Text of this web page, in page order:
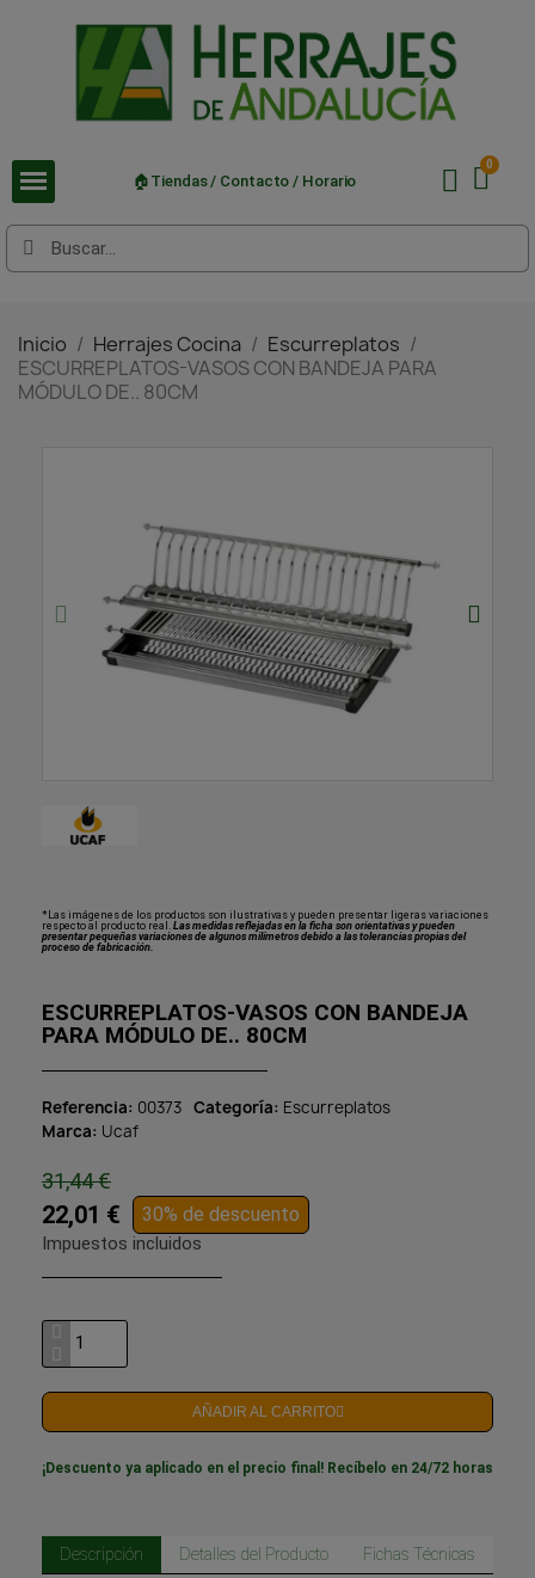
🏠Tiendas / Contacto / Horario
Inicio Herrajes Cocina
Escurreplatos
ESCURREPLATOS-VASOS CON BANDEJA PARA
MÓDULO DE.. 80CM
*Las imágenes de los productos son ilustrativas y pueden presentar ligeras variaciones
respecto al producto real. Las medidas reflejadas en la ficha son orientativas y pueden
presentar pequeñas variaciones de algunos milímetros debido a las tolerancias propias del
proceso de fabricación.
ESCURREPLATOS-VASOS CON BANDEJA
PARA MÓDULO DE.. 80CM
Referencia 00373 Categoría Escurreplatos
Marca Ucaf
31,44 €
22,01 € 30% de descuento
Impuestos incluidos
AÑADIR AL CARRITO
¡Descuento ya aplicado en el precio final! Recíbelo en 24/72 horas
Descripción Detalles del Producto Fichas Técnicas